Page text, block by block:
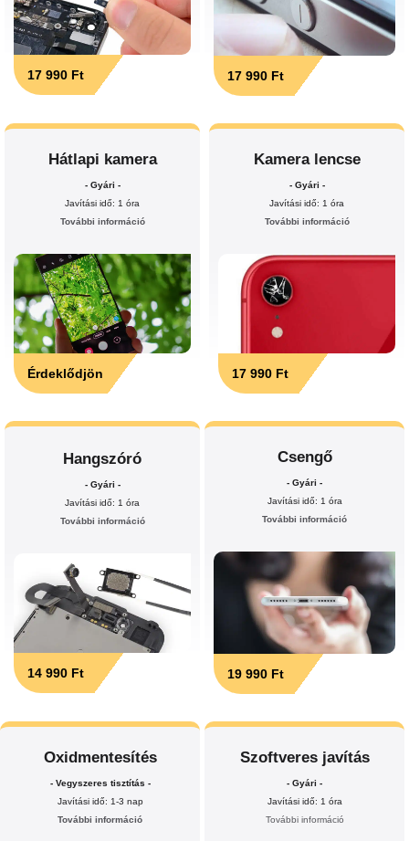
17 990 Ft 17 990 Ft
Hátlapi kamera
- Gyári -
Javítási idő: 1 óra
További információ
Érdeklődjön
Kamera lencse
- Gyári -
Javítási idő: 1 óra
További információ
17 990 Ft
Hangszóró
- Gyári -
Javítási idő: 1 óra
További információ
14 990 Ft
Csengő
- Gyári -
Javítási idő: 1 óra
További információ
19 990 Ft
Oxidmentesítés
- Vegyszeres tisztítás -
Javítási idő: 1-3 nap
További információ
Szoftveres javítás
- Gyári -
Javítási idő: 1 óra
További információ